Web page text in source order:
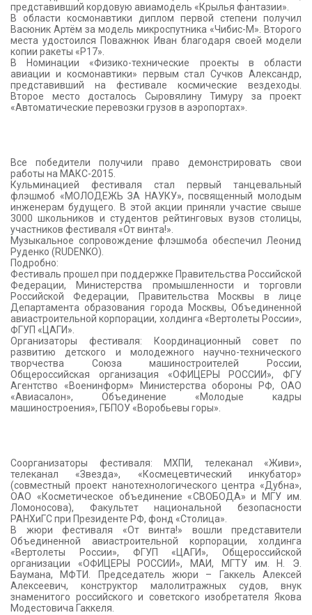
представивший кордовую авиамодель «Крылья фантазии».
В области космонавтики диплом первой степени получил
Васюник Артём за модель микроспутника «Чибис-М». Второго
места удостоился Поважнюк Иван благодаря своей модели
копии ракеты «Р17».
В Номинации «Физико-технические проекты в области
авиации и космонавтики» первым стал Сучков Александр,
представивший на фестивале космические вездеходы.
Второе место досталось Сыровялину Тимуру за проект
«Автоматические перевозки грузов в аэропортах».
Все победители получили право демонстрировать свои
работы на МАКС-2015.
Кульминацией фестиваля стал первый танцевальный
флэшмоб «МОЛОДЕЖЬ ЗА НАУКУ», посвященный молодым
инженерам будущего. В этой акции приняли участие свыше
3000 школьников и студентов рейтинговых вузов столицы,
участников фестиваля «От винта!».
Музыкальное сопровождение флэшмоба обеспечил Леонид
Руденко (RUDENKO).
Подробно:
Фестиваль прошел при поддержке Правительства Российской
Федерации, Министерства промышленности и торговли
Российской Федерации, Правительства Москвы в лице
Департамента образования города Москвы, Объединенной
авиастроительной корпорации, холдинга «Вертолеты России»,
ФГУП «ЦАГИ».
Организаторы фестиваля: Координационный совет по
развитию детского и молодежного научно-технического
творчества Союза машиностроителей России,
Общероссийская организация «ОФИЦЕРЫ РОССИИ», ФГУ
Агентство «Военинформ» Министерства обороны РФ, ОАО
«Авиасалон», Объединение «Молодые кадры
машиностроения», ГБПОУ «Воробьевы горы».
Соорганизаторы фестиваля: МХПИ, телеканал «Живи»,
телеканал «Звезда», «Космецевтический инкубатор»
(совместный проект нанотехнологического центра «Дубна»,
ОАО «Косметическое объединение «СВОБОДА» и МГУ им.
Ломоносова), Факультет национальной безопасности
РАНХиГС при Президенте РФ, фонд «Столица».
В жюри фестиваля «От винта!» вошли представители
Объединенной авиастроительной корпорации, холдинга
«Вертолеты России», ФГУП «ЦАГИ», Общероссийской
организации «ОФИЦЕРЫ РОССИИ», МАИ, МГТУ им. Н. Э.
Баумана, МФТИ. Председатель жюри – Гаккель Алексей
Алексеевич, конструктор малолитражных судов, внук
знаменитого российского и советского изобретателя Якова
Модестовича Гаккеля.